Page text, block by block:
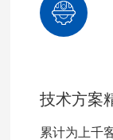
技术方案
累计为上千